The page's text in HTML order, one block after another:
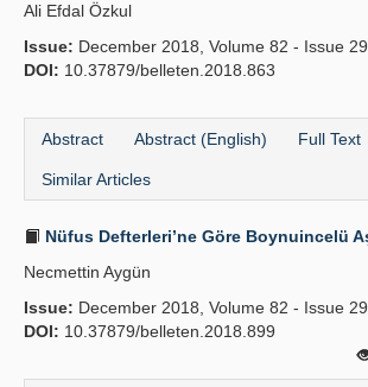
Ali Efdal Özkul
Issue: December 2018, Volume 82 - Issue
DOI: 10.37879/belleten.2018.863
Abstract Abstract (English) Full Text
Similar Articles
Nüfus Defterleri’ne Göre Boynuincelü
Necmettin Aygün
Issue: December 2018, Volume 82 - Issue
DOI: 10.37879/belleten.2018.899